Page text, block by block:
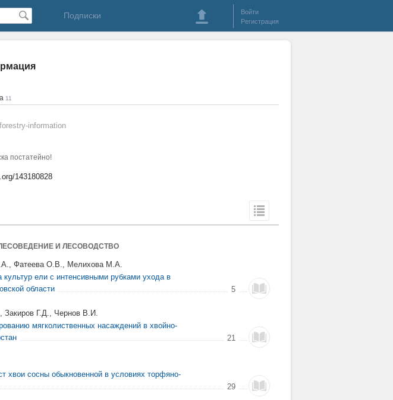
Подписки
Войти
Регистрация
11
information
постатейно!
143180828
И ЛЕСОВОДСТВО
Фатеева О.В., Мелихова М.А.
ели с интенсивными рубками ухода в
области
5
Г.Д., Чернов В.И.
мягколиственных насаждений в хвойно-
21
хвои сосны обыкновенной в условиях торфяно-
29